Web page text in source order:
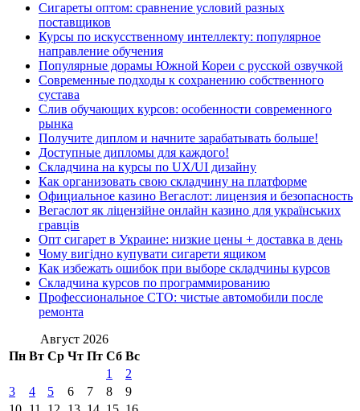
Сигареты оптом: сравнение условий разных
поставщиков
Курсы по искусственному интеллекту: популярное
направление обучения
Популярные дорамы Южной Кореи с русской озвучкой
Современные подходы к сохранению собственного
сустава
Слив обучающих курсов: особенности современного
рынка
Получите диплом и начните зарабатывать больше!
Доступные дипломы для каждого!
Складчина на курсы по UX/UI дизайну
Как организовать свою складчину на платформе
Официальное казино Вегаслот: лицензия и безопасность
Вегаслот як ліцензійне онлайн казино для українських
гравців
Опт сигарет в Украине: низкие цены + доставка в день
Чому вигідно купувати сигарети ящиком
Как избежать ошибок при выборе складчины курсов
Складчина курсов по программированию
Профессиональное СТО: чистые автомобили после
ремонта
Август 2026
Пн Вт Ср Чт Пт Сб Вс
1
2
3
4 5 6 7 8
9